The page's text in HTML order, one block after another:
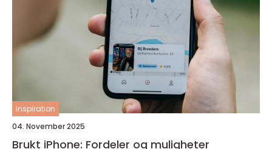
inspiration
04. November 2025
Brukt iPhone: Fordeler og muligheter